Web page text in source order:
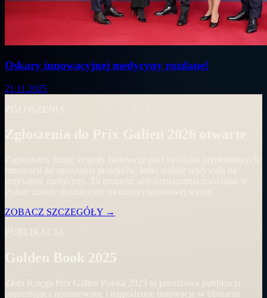
Oskary innowacyjnej medycyny rozdane!
21.11.2025
Zgłoszenia do Prix Galien 2026 otwarte
Zapraszamy firmy, zespoły badawcze oraz twórców przełomowych
innowacji do zgłaszania projektów, które realnie wpływają na
przyszłość medycyny. To moment, aby rozwiązania rozwijane w
Polsce zostały dostrzeżone na międzynarodowej scenie.
ZOBACZ SZCZEGÓŁY →
PUBLIKACJA
Golden Book 2025
Złota Księga Prix Galien Polska 2025 to prestiżowa publikacja
prezentująca nominowane i nagrodzone innowacje w obszarze